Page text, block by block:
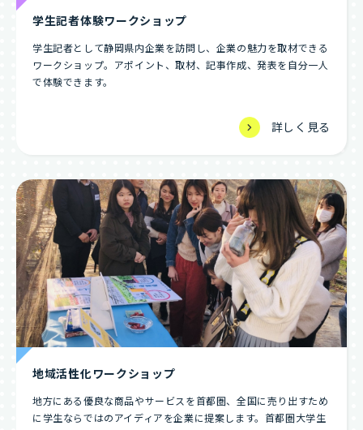
学生記者体験ワークショップ
学生記者として静岡県内企業を訪問し、企業の魅力を取材できる
ワークショップ。アポイント、取材、記事作成、発表を自分一人
で体験できます。
詳しく見る
地域活性化ワークショップ
地方にある優良な商品やサービスを首都圏、全国に売り出すため
に学生ならではのアイディアを企業に提案します。首都圏大学生